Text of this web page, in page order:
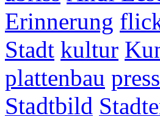
Erinnerung
Stadt kultur
plattenbau
Stadtbild